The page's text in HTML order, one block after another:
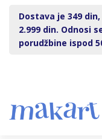
Dostava je 349
2.999 din. Odnosi
porudžbine ispod